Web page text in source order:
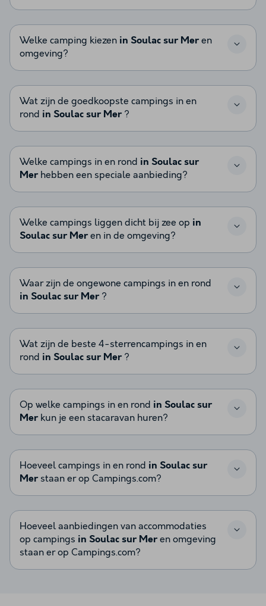
Welke camping kiezen in Soulac sur Meren
omgeving?
Wat zijn de goedkoopste campings in en
rond in Soulac sur Mer?
Welke campings in en rond in Soulac sur
Merhebben een speciale aanbieding?
Welke campings liggen dicht bij zee op in
Soulac sur Meren in de omgeving?
Waar zijn de ongewone campings in en rond
in Soulac sur Mer?
Wat zijn de beste 4-sterrencampings in en
rond in Soulac sur Mer?
Op welke campings in en rond in Soulac sur
Merkun je een stacaravan huren?
Hoeveel campings in en rond in Soulac sur
Merstaan er op Campings.com?
Hoeveel aanbiedingen van accommodaties
op campings in Soulac sur Meren omgeving
staan er op Campings.com?